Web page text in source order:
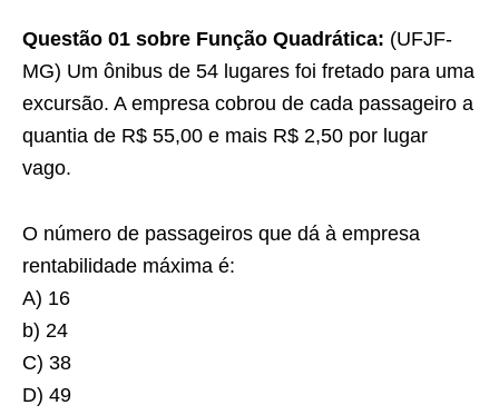
Questão 01 sobre Função Quadrática: (UFJF-
MG) Um ônibus de 54 lugares foi fretado para uma
excursão. A empresa cobrou de cada passageiro a
quantia de R$ 55,00 e mais R$ 2,50 por lugar
vago.
O número de passageiros que dá à empresa
rentabilidade máxima é:
A) 16
b) 24
C) 38
D) 49